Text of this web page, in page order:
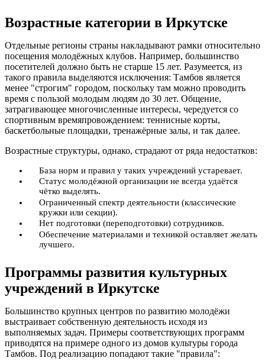
Возрастные категории в Иркутске
Отдельные регионы страны накладывают рамки относительно
посещения молодёжных клубов. Например, большинство
посетителей должно быть не старше 15 лет. Разумеется, из
такого правила выделяются исключения: Тамбов является
менее "строгим" городом, поскольку там можно проводить
время с пользой молодым людям до 30 лет. Общение,
затрагивающее многочисленные интересы, чередуется со
спортивным времяпровождением: теннисные корты,
баскетбольные площадки, тренажёрные залы, и так далее.
Возрастные структуры, однако, страдают от ряда недостатков:
База норм и правил у таких учреждений устаревает.
Статус молодёжной организации не всегда удаётся
чётко выделять.
Ограниченный спектр деятельности (классические
кружки или секции).
Нет подготовки (переподготовки) сотрудников.
Обеспечение материалами и техникой оставляет желать
лучшего.
Программы развития культурных
учреждений в Иркутске
Большинство крупных центров по развитию молодёжи
выстраивает собственную деятельность исходя из
выполняемых задач. Примеры соответствующих программ
приводятся на примере одного из домов культуры города
Тамбов. Под реализацию попадают такие "правила":